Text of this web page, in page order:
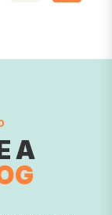
A